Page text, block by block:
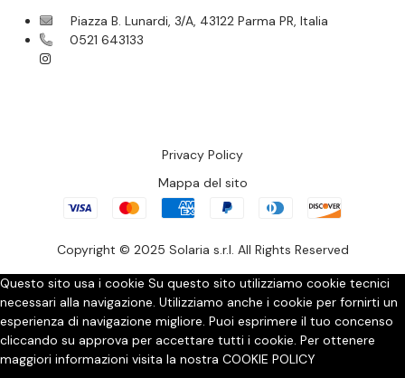
Piazza B. Lunardi, 3/A, 43122 Parma PR, Italia
0521 643133
Copyright © 2025 Solaria s.r.l. All Rights Reserved
Privacy Policy
Mappa del sito
Questo sito usa i cookie Su questo sito utilizziamo cookie tecnici
necessari alla navigazione. Utilizziamo anche i cookie per fornirti un
esperienza di navigazione migliore. Puoi esprimere il tuo concenso
cliccando su approva per accettare tutti i cookie. Per ottenere
maggiori informazioni visita la nostra COOKIE POLICY